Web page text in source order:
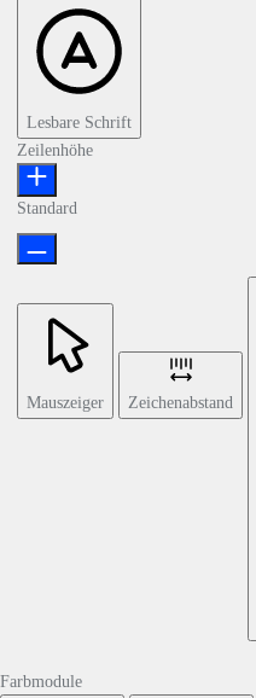
Lesbare Schrift
Zeilenhöhe
Standard
Mauszeiger Zeichenabstand
Farbmodule